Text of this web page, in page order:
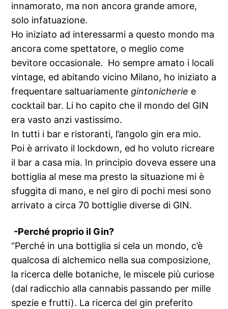
innamorato, ma non ancora grande amore,
solo infatuazione.
Ho iniziato ad interessarmi a questo mondo ma
ancora come spettatore, o meglio come
bevitore occasionale. Ho sempre amato i locali
vintage, ed abitando vicino Milano, ho iniziato a
frequentare saltuariamente gintonicherie e
cocktail bar. Li ho capito che il mondo del GIN
era vasto anzi vastissimo.
In tutti i bar e ristoranti, l’angolo gin era mio.
Poi è arrivato il lockdown, ed ho voluto ricreare
il bar a casa mia. In principio doveva essere una
bottiglia al mese ma presto la situazione mi è
sfuggita di mano, e nel giro di pochi mesi sono
arrivato a circa 70 bottiglie diverse di GIN.
-Perché proprio il Gin?
“Perché in una bottiglia si cela un mondo, c’è
qualcosa di alchemico nella sua composizione,
la ricerca delle botaniche, le miscele più curiose
(dal radicchio alla cannabis passando per mille
spezie e frutti). La ricerca del gin preferito